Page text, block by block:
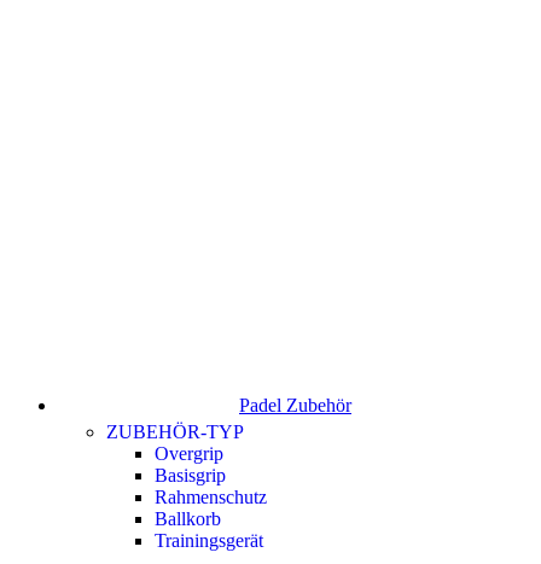
Padel Zubehör
ZUBEHÖR-TYP
Overgrip
Basisgrip
Rahmenschutz
Ballkorb
Trainingsgerät